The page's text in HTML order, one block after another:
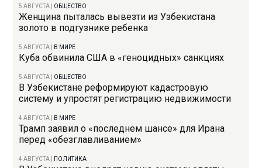
5 АВГУСТА ОБЩЕСТВО
Женщина пыталась вывезти из Узбекистана
золото в подгузнике ребенка
5 АВГУСТА В МИРЕ
Куба обвинила США в «геноцидных» санкциях
5 АВГУСТА ОБЩЕСТВО
В Узбекистане реформируют кадастровую
систему и упростят регистрацию недвижимости
4 АВГУСТА В МИРЕ
Трамп заявил о «последнем шансе» для Ирана
перед «обезглавливанием»
4 АВГУСТА ПОЛИТИКА